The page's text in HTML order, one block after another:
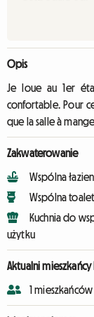
Opis
Je loue au 1er
confortable. Pour
que la salle à
Zakwaterowanie
Wspólna
Wspólna
Kuchnia do
użytku
Aktualni
1 mieszkańców